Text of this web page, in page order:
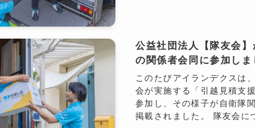
公益社団法人【隊友会】
の関係者会同に参加しま
このたびアイランデクスは
会が実施する「引越見積支
参加し、その様子が自衛隊
掲載されました。 隊友会に